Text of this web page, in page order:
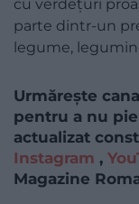
cu verdețuri
parte dintr-un
legume,
Urmărește
pentru a nu
actualizat
Instagram ,
Magazine